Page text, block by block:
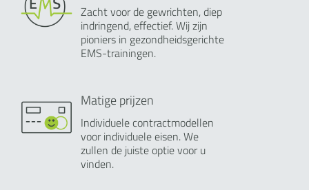
Zacht voor de gewrichten, diep
indringend, effectief. Wij zijn
pioniers in gezondheidsgerichte
EMS-trainingen.
Matige prijzen
Individuele contractmodellen
voor individuele eisen. We
zullen de juiste optie voor u
vinden.